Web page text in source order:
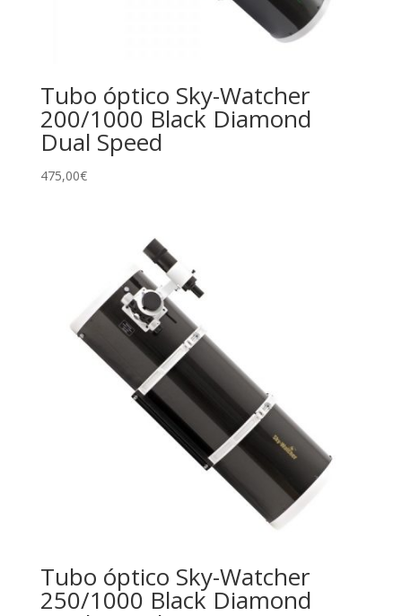
Tubo óptico Sky-Watcher
200/1000 Black Diamond
Dual Speed
475,00€
Tubo óptico Sky-Watcher
250/1000 Black Diamond